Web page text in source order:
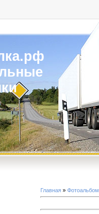
Главная » Фотоальбом